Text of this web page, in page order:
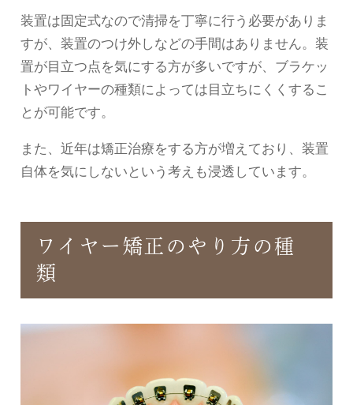
装置は固定式なので清掃を丁寧に行う必要がありま
すが、装置のつけ外しなどの手間はありません。装
置が目立つ点を気にする方が多いですが、ブラケッ
トやワイヤーの種類によっては目立ちにくくするこ
とが可能です。
また、近年は矯正治療をする方が増えており、装置
自体を気にしないという考えも浸透しています。
ワイヤー矯正のやり方の種
類